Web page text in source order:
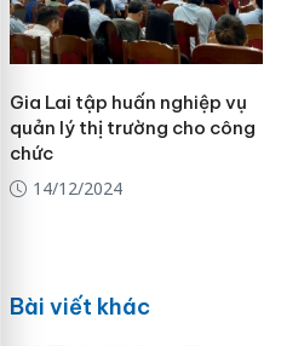
Gia Lai tập huấn nghiệp vụ
quản lý thị trường cho công
chức
14/12/2024
Bài viết khác